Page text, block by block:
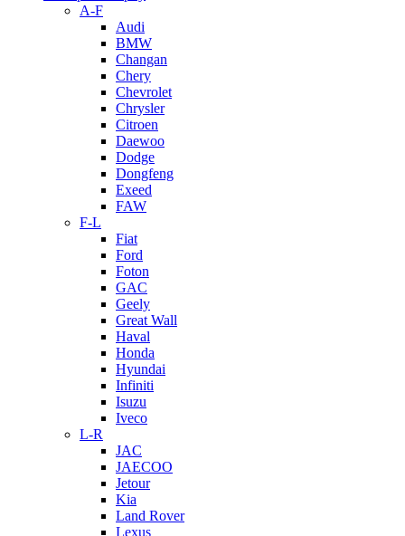
A-F
Audi
BMW
Changan
Chery
Chevrolet
Chrysler
Citroen
Daewoo
Dodge
Dongfeng
Exeed
FAW
F-L
Fiat
Ford
Foton
GAC
Geely
Great Wall
Haval
Honda
Hyundai
Infiniti
Isuzu
Iveco
L-R
JAC
JAECOO
Jetour
Kia
Land Rover
Lexus